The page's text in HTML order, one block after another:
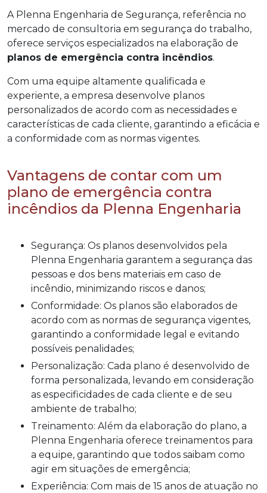
A Plenna Engenharia de Segurança, referência no
mercado de consultoria em segurança do trabalho,
oferece serviços especializados na elaboração de
planos de emergência contra incêndios.
Com uma equipe altamente qualificada e
experiente, a empresa desenvolve planos
personalizados de acordo com as necessidades e
características de cada cliente, garantindo a eficácia e
a conformidade com as normas vigentes.
Vantagens de contar com um
plano de emergência contra
incêndios da Plenna Engenharia
Segurança: Os planos desenvolvidos pela
Plenna Engenharia garantem a segurança das
pessoas e dos bens materiais em caso de
incêndio, minimizando riscos e danos;
Conformidade: Os planos são elaborados de
acordo com as normas de segurança vigentes,
garantindo a conformidade legal e evitando
possíveis penalidades;
Personalização: Cada plano é desenvolvido de
forma personalizada, levando em consideração
as especificidades de cada cliente e de seu
ambiente de trabalho;
Treinamento: Além da elaboração do plano, a
Plenna Engenharia oferece treinamentos para
a equipe, garantindo que todos saibam como
agir em situações de emergência;
Experiência: Com mais de 15 anos de atuação no